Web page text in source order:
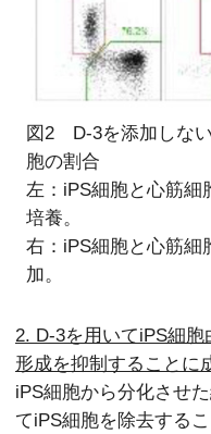
図2 D-3を添加しな
胞の割合
左：iPS細胞と心筋細
培養。
右：iPS細胞と心筋細
加。
2. D-3を用いてiPS細
形成を抑制することに
iPS細胞から分化させ
てiPS細胞を除去する